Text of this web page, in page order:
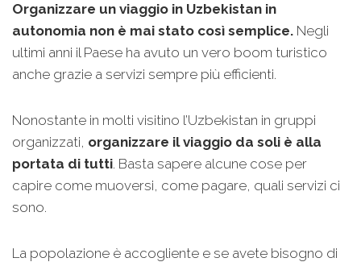
Organizzare un viaggio in Uzbekistan in
autonomia non è mai stato così semplice. Negli
ultimi anni il Paese ha avuto un vero boom turistico
anche grazie a servizi sempre più efficienti.
Nonostante in molti visitino l’Uzbekistan in gruppi
organizzati, organizzare il viaggio da soli è alla
portata di tutti. Basta sapere alcune cose per
capire come muoversi, come pagare, quali servizi ci
sono.
La popolazione è accogliente e se avete bisogno di